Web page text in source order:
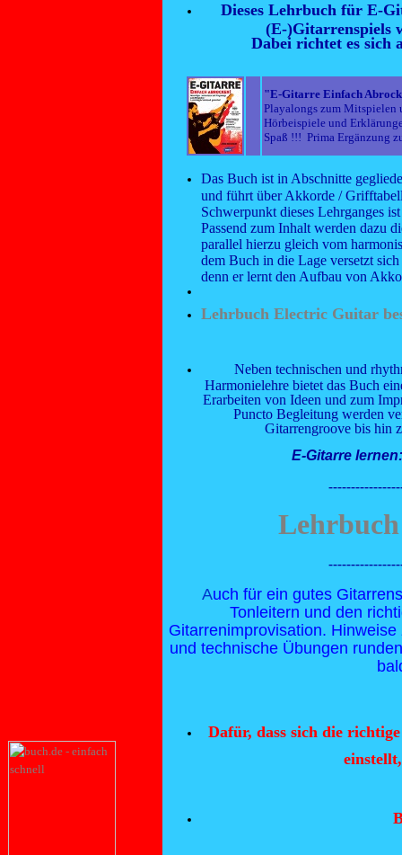
Dieses Lehrbuch für E-
(E-)Gitarrenspiels
Dabei richtet es sich
"E-Gitarre Einfach
Playalongs zum Mitspielen
Hörbeispiele und
Spaß !!! Prima Ergänzung
Das Buch ist in Abschnitte
und führt über Akkorde /
Schwerpunkt dieses Lehrganges
Passend zum Inhalt werden dazu
parallel hierzu gleich vom
dem Buch in die Lage versetzt
denn er lernt den Aufbau von
Lehrbuch Electric Guitar
Neben technischen und
Harmonielehre bietet das Buch
Erarbeiten von Ideen und zum
Puncto Begleitung werden
Gitarrengroove bis hin
E-Gitarre
Auch für ein gutes
Tonleitern und den
Gitarrenimprovisation.
und technische Übungen
Dafür, dass sich die